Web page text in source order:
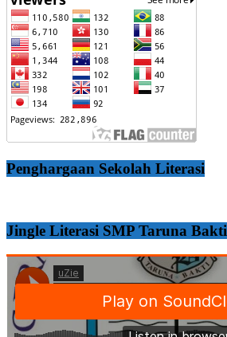
Penghargaan Sekolah Literasi
Jingle Literasi SMP Taruna Bakti